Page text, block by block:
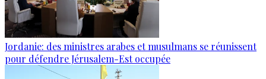
Jordanie: des ministres arabes et musulmans se réunissent
pour défendre Jérusalem-Est occupée